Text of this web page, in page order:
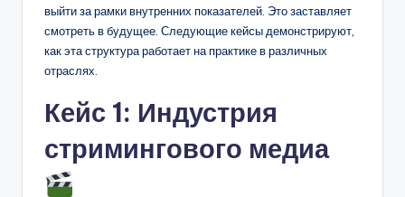
выйти за рамки внутренних показателей. Это заставляет
смотреть в будущее. Следующие кейсы демонстрируют,
как эта структура работает на практике в различных
отраслях.
Кейс 1: Индустрия
стримингового медиа